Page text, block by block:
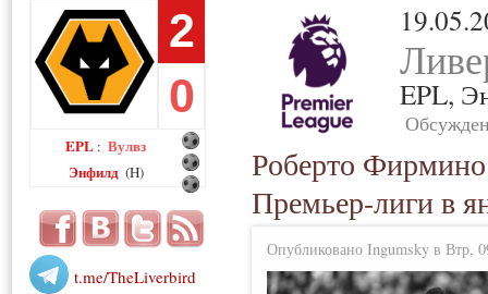
2
0
EPL : Вулвз
Энфилд (H)
t.me/TheLiverbird
EPL,
Роберто
Премьер-лиги в
Опубликовано Ingumsky в Втр,